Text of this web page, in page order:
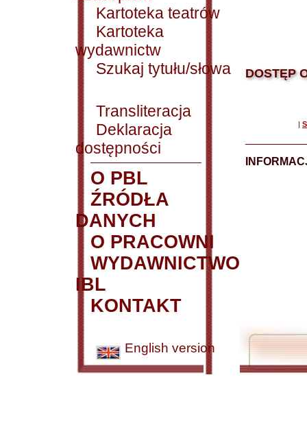
Kartoteka teatrów
Kartoteka
wydawnictw
Szukaj tytułu/słowa
Transliteracja
Deklaracja
dostępności
O PBL
ŹRÓDŁA
DANYCH
O PRACOWNI
WYDAWNICTWO
IBL
KONTAKT
English version
DOSTĘP
|